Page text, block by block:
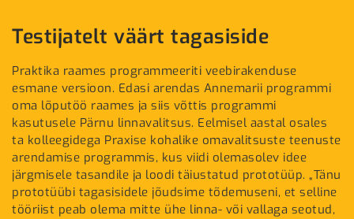
Testijatelt väärt tagasiside
Praktika raames programmeeriti veebirakenduse
esmane versioon. Edasi arendas Annemarii programmi
oma lõputöö raames ja siis võttis programmi
kasutusele Pärnu linnavalitsus. Eelmisel aastal osales
ta kolleegidega Praxise kohalike omavalitsuste teenuste
arendamise programmis, kus viidi olemasolev idee
järgmisele tasandile ja loodi täiustatud prototüüp. „Tänu
prototüübi tagasisidele jõudsime tõdemuseni, et selline
tööriist peab olema mitte ühe linna- või vallaga seotud,